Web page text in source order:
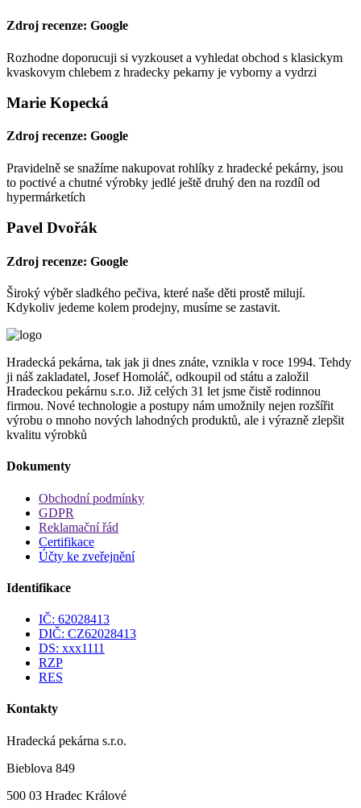
Zdroj recenze: Google
Rozhodne doporucuji si vyzkouset a vyhledat obchod s klasickym
kvaskovym chlebem z hradecky pekarny je vyborny a vydrzi
Marie Kopecká
Zdroj recenze: Google
Pravidelně se snažíme nakupovat rohlíky z hradecké pekárny, jsou
to poctivé a chutné výrobky jedlé ještě druhý den na rozdíl od
hypermárketích
Pavel Dvořák
Zdroj recenze: Google
Široký výběr sladkého pečiva, které naše děti prostě milují.
Kdykoliv jedeme kolem prodejny, musíme se zastavit.
Hradecká pekárna, tak jak ji dnes znáte, vznikla v roce 1994. Tehdy
ji náš zakladatel, Josef Homoláč, odkoupil od státu a založil
Hradeckou pekárnu s.r.o. Již celých 31 let jsme čistě rodinnou
firmou. Nové technologie a postupy nám umožnily nejen rozšířit
výrobu o mnoho nových lahodných produktů, ale i výrazně zlepšit
kvalitu výrobků
Dokumenty
Obchodní podmínky
GDPR
Reklamační řád
Certifikace
Účty ke zveřejnění
Identifikace
IČ: 62028413
DIČ: CZ62028413
DS: xxx1111
RZP
RES
Kontakty
Hradecká pekárna s.r.o.
Bieblova 849
500 03 Hradec Králové